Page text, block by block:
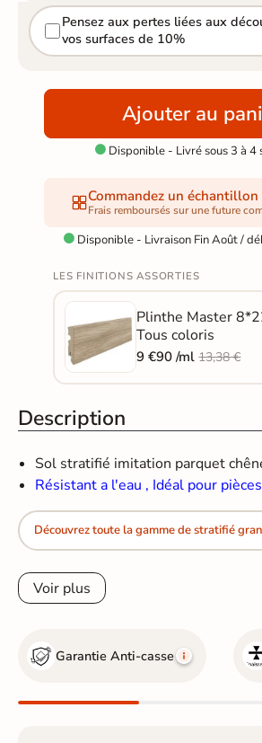
Pensez aux pertes liées aux
vos surfaces de 10%
Ajouter au
Disponible - Livré sous 3 à 4
Commandez un
Frais remboursés sur une future
 Disponible - Livraison Fin Août /
LES FINITIONS ASSORTIES
Plinthe Master
Tous coloris
9 €90 /ml13,38 €
Description
Sol stratifié imitation parquet
Résistant a l'eau , Idéal pour
Découvrez toute la gamme de stratifié
Voir plus
Garantie Anti-casse